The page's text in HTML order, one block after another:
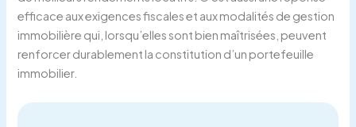
efficace aux exigences fiscales et aux modalités de gestion
immobilière qui, lorsqu’elles sont bien maîtrisées, peuvent
renforcer durablement la constitution d’un portefeuille
immobilier.